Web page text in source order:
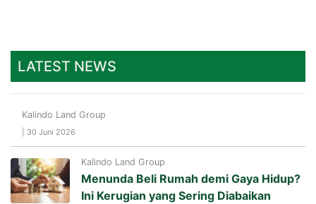
LATEST NEWS
Kalindo Land Group
| 30 Juni 2026
Kalindo Land Group
Menunda Beli Rumah demi Gaya Hidup?
Ini Kerugian yang Sering Diabaikan